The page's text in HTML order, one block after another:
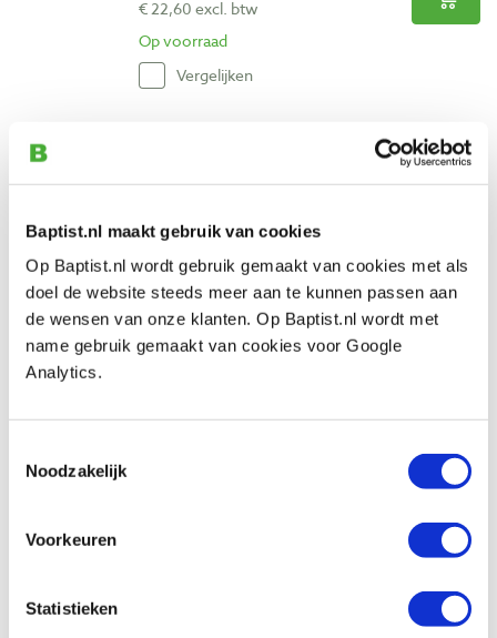
Baptist.nl maakt gebruik van cookies
Op Baptist.nl wordt gebruik gemaakt van cookies met als
doel de website steeds meer aan te kunnen passen aan
de wensen van onze klanten. Op Baptist.nl wordt met
name gebruik gemaakt van cookies voor Google
Analytics.
Noodzakelijk
Voorkeuren
Statistieken
€ 22,60 excl. btw
Op voorraad
Vergelijken
JSP EVOGuard gelaatbeschermer zwart
€ 66,20 excl. btw
Op voorraad
Vergelijken
JSP PowerCap Active vervangings accu